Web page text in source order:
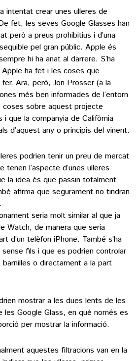
SOCIETAT
ECONOMIA
VEURE TOTES
FUTBOL
HOQUEI PATINS
MOTOR
VEURE TOTES
CULTURA
ARTS ESCÈNIQUES
CULTURA POPULAR
LLIBRES
CALAIX
VEURE TOTES
SUPLEMENTS
FOTOGALERIES
9MAGAZÍN
AGENDA
BLOGOSFERA
intentat crear unes ulleres de
fet, les seves Google Glasses han
però a preus prohibitius i d’una
pel gran públic. Apple és
hi ha anat al darrere. S’ha
ha fet i les coses que
Ara, però, Jon Prosser (a la
més ben informades de l’entorn
coses sobre aquest projecte
i que la companyia de Califòrnia
d’aquest any o principis del vinent.
podrien tenir un preu de mercat
l’aspecte d’unes ulleres
la idea és que passin totalment
afirma que segurament no tindran
seria molt similar al que ja
Watch, de manera que seria
d’un telèfon iPhone. També s’ha
fils i que es podrien controlar
o directament a la part
mostrar a les dues lents de les
les Google Glass, en què només es
per mostrar la informació.
aquestes filtracions van en la